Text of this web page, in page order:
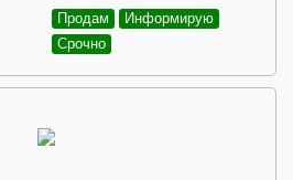
Продам
Информирую
Срочно